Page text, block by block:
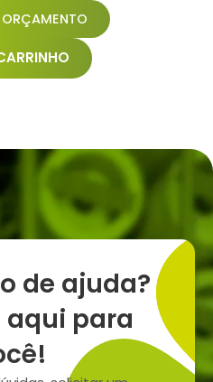
de ajuda?
aqui para